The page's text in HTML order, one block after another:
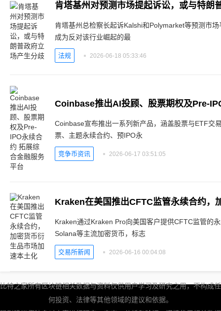
肯塔基州对预测市场提起诉讼，或与特朗
肯塔基州总检察长起诉Kalshi和Polymarket等预测市
成为反对该行业崛起的最
法规 2026-06-18 05:33:46
Coinbase宣布推出一系列新产品，涵盖股票与ETF交
票、主题永续合约、预IPO永
竞争币资讯 2026-06-17 03:51:05
Kraken通过Kraken Pro向美国客户提供CFTC监管的
Solana等主流加密货币，标志
交易所新闻 2026-06-16 00:04:08
比特之家所有区块链相关数据与资料仅供用户学习及研究之用，不构成任
何投资、法律等其他领域的建议和依据。